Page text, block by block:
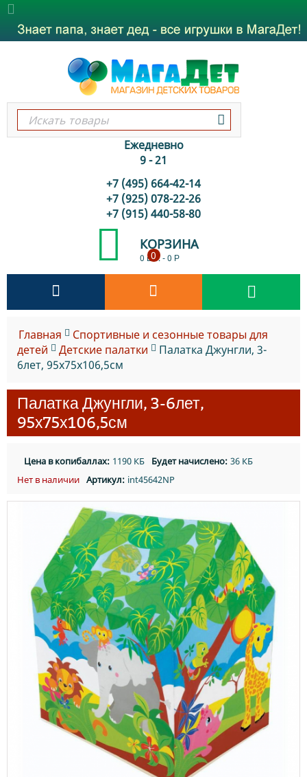
Ежедневно
9 - 21
+7 (495) 664-42-14
+7 (925) 078-22-26
+7 (915) 440-58-80
КОРЗИНА
0 шт.-0 Р
0
Главная
Спортивные и сезонные товары для
детей
Детские палатки
Палатка Джунгли, 3-
6лет, 95х75х106,5см
Палатка Джунгли, 3-6лет,
95х75х106,5см
Цена в копибаллах: 1190 КБ Будет начислено: 36 КБ
Нет в наличии Артикул: int45642NP